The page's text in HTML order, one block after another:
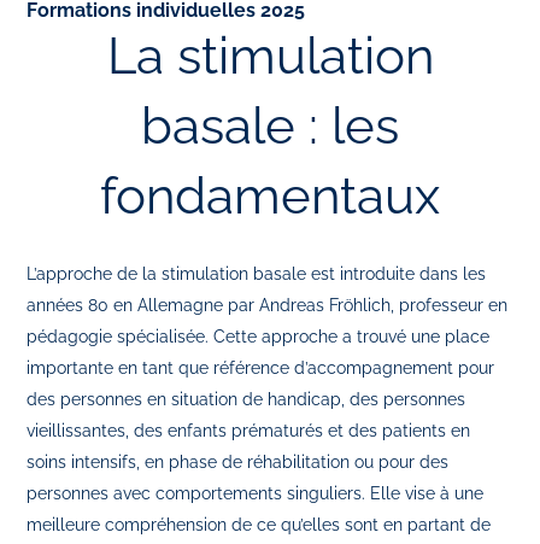
Formations individuelles 2025
La stimulation
basale : les
fondamentaux
L’approche de la stimulation basale est introduite dans les
années 80 en Allemagne par Andreas Fröhlich, professeur en
pédagogie spécialisée. Cette approche a trouvé une place
importante en tant que référence d’accompagnement pour
des personnes en situation de handicap, des personnes
vieillissantes, des enfants prématurés et des patients en
soins intensifs, en phase de réhabilitation ou pour des
personnes avec comportements singuliers. Elle vise à une
meilleure compréhension de ce qu’elles sont en partant de